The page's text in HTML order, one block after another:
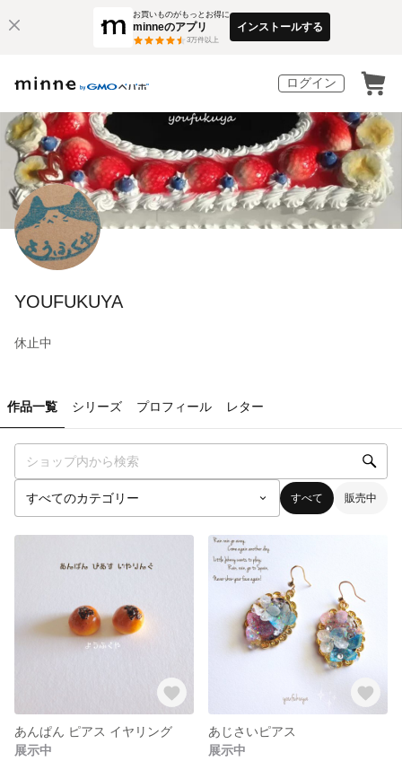
お買いものがもっとお得に
minneのアプリ
3万件以上
インストールする
ログイン
YOUFUKUYA
休止中
作品一覧 シリーズ プロフィール レター
すべて 販売中
あんぱん ピアス イヤリング
展示中
あじさいピアス
展示中